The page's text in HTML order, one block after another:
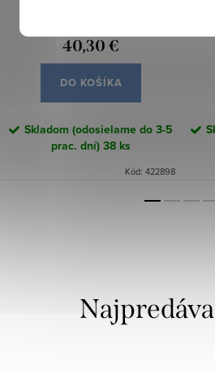
40,30 €
DO KOŠÍKA
Skladom (odosielame do 3-5
prac. dní)38 ks
Kód: 422898